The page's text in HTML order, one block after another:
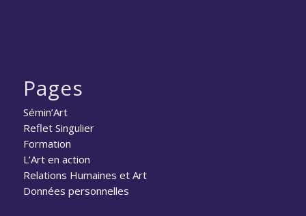
Pages
Sémin’Art
Reflet Singulier
Formation
L’Art en action
Relations Humaines et Art
Données personnelles